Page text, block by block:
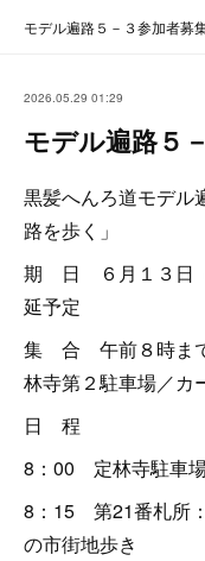
モデル遍路５－３参加者募
2026.05.29 01:29
モデル遍路５
黒髪へんろ道モデル
路を歩く」
期 日 ６月１３日（
延予定
集 合 午前８時まで
林寺第２駐車場／カ
日 程
8：00 定林寺駐車
8：15 第21番札所
の市街地歩き